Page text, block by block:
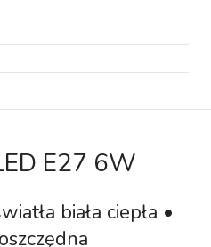
E27 6W
biała ciepła •